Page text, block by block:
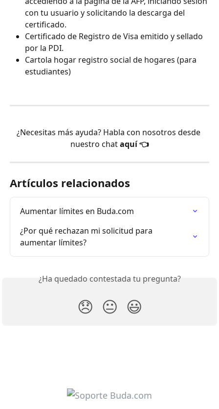
con tu usuario y solicitando la descarga del
certificado.
Certificado de Registro de Visa emitido y sellado
por la PDI.
Cartola hogar registro social de hogares (para
estudiantes)
¿Necesitas más ayuda? Habla con nosotros desde
nuestro chat aquí 👈
Artículos relacionados
Aumentar límites en Buda.com
¿Por qué rechazan mi solicitud para
aumentar límites?
¿Ha quedado contestada tu pregunta?
😞 😐 😃